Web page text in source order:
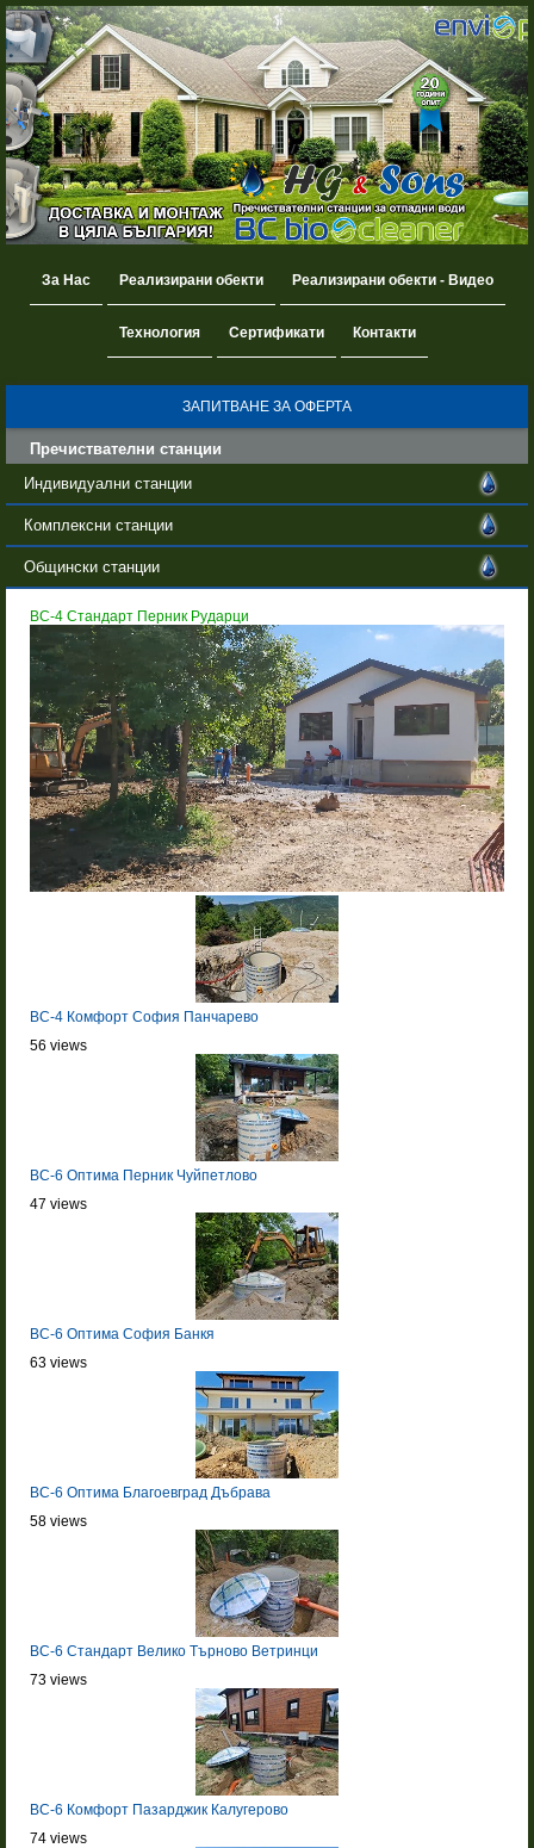
За Нас Реализирани обекти Реализирани обекти - Видео
Технология Сертификати Контакти
ЗАПИТВАНЕ ЗА ОФЕРТА
Пречиствателни станции
Индивидуални станции
Комплексни станции
Общински станции
BC-4 Стандарт Перник Рударци
BC-4 Комфорт София Панчарево
56 views
BC-6 Оптима Перник Чуйпетлово
47 views
BC-6 Оптима София Банкя
63 views
BC-6 Оптима Благоевград Дъбрава
58 views
BC-6 Стандарт Велико Търново Ветринци
73 views
BC-6 Комфорт Пазарджик Калугерово
74 views